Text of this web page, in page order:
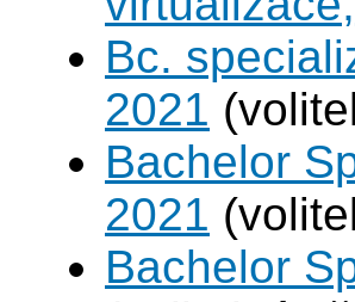
Bc.
2021
Bachelor
2021
Bachelor